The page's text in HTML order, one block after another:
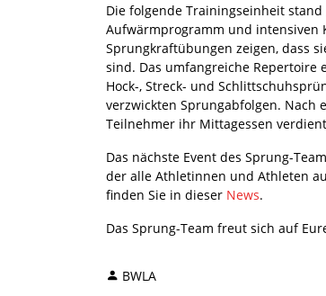
Die folgende Trainingseinheit
Aufwärmprogramm und
Sprungkraftübungen zeigen, dass
sind. Das umfangreiche Repertoire
Hock-, Streck- und
verzwickten Sprungabfolgen. Nach
Teilnehmer ihr Mittagessen
Das nächste Event des Sprung-
der alle Athletinnen und Athleten
finden Sie in dieser News.
Das Sprung-Team freut sich auf
BWLA